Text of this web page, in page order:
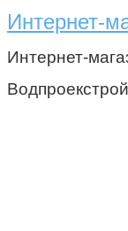
Интернет-
Интернет-
Водпроекстрой